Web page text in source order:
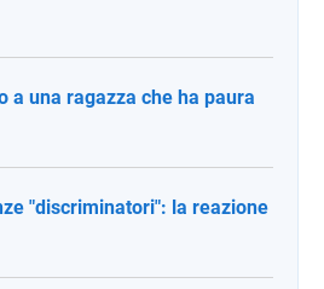
a una ragazza che ha paura
"discriminatori": la reazione